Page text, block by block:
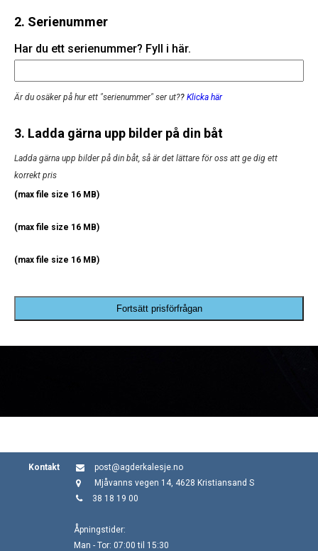
2. Serienummer
Har du ett serienummer? Fyll i här.
Är du osäker på hur ett "serienummer" ser ut?? Klicka här
3. Ladda gärna upp bilder på din båt
Ladda gärna upp bilder på din båt, så är det lättare för oss att ge dig ett
korrekt pris
(max file size 16 MB)
(max file size 16 MB)
(max file size 16 MB)
Fortsätt prisförfrågan
Kontakt
post@agderkalesje.no
Mjåvanns vegen 14, 4628 Kristiansand S
38 18 19 00
Åpningstider:
Man - Tor: 07:00 til 15:30